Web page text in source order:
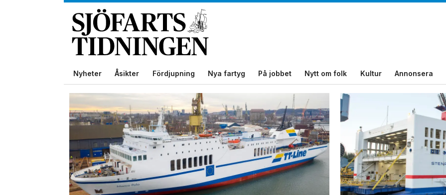
Nyheter Åsikter Fördjupning Nya fartyg På jobbet Nytt om folk Kultur Annonsera
remontowa